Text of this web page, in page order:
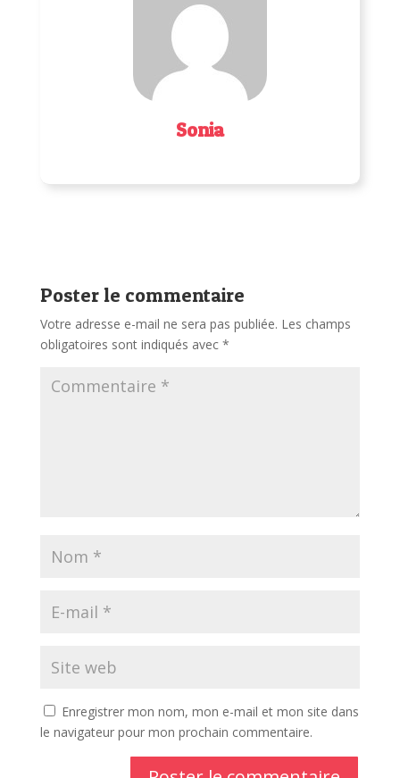
Sonia
Poster le commentaire
Votre adresse e-mail ne sera pas publiée. Les champs
obligatoires sont indiqués avec *
Enregistrer mon nom, mon e-mail et mon site dans
le navigateur pour mon prochain commentaire.